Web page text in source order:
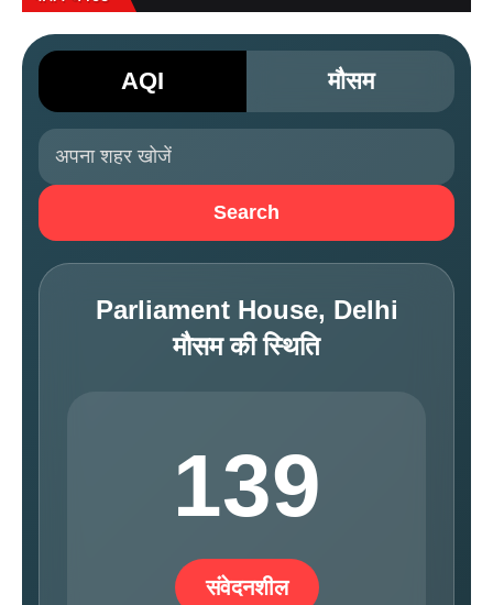
AQI मौसम
Search
Parliament House, Delhi
मौसम की स्थिति
139
संवेदनशील